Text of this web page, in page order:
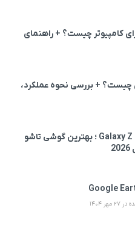
کامپیوتر چیست؟ + راهنمای
چیست؟ + بررسی نحوه عملکرد،
بررسی Galaxy Z Fold8 Ultra ؛ بهترین گوشی تاشو